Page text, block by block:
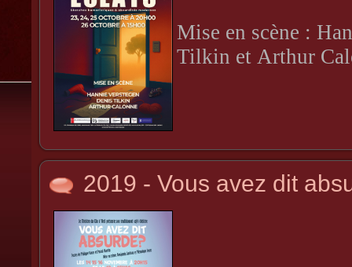
Mise en scène :
Tilkin et Arthur
2019 - Vous avez dit